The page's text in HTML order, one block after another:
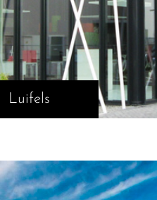
Luifels